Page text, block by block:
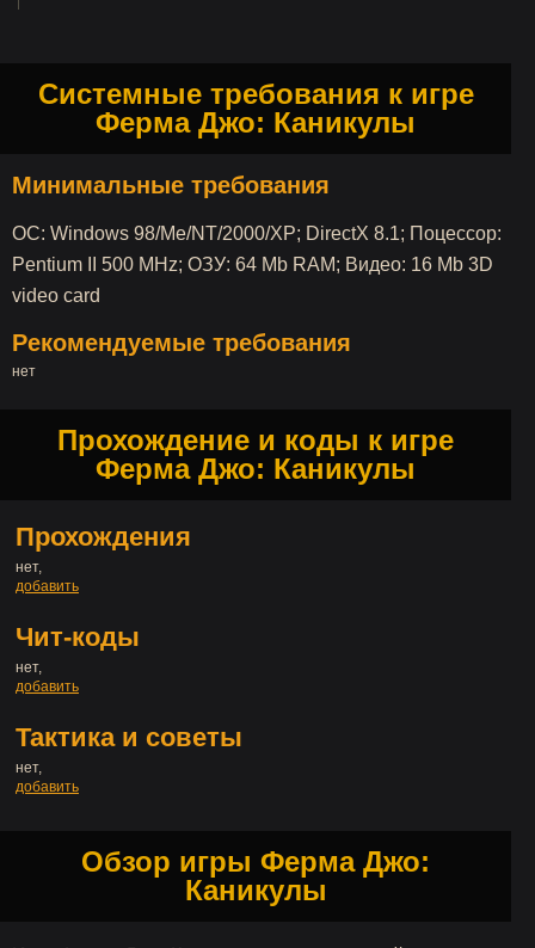
Системные требования к игре
Ферма Джо: Каникулы
Минимальные требования
ОС: Windows 98/Me/NT/2000/XP; DirectX 8.1; Поцессор:
Pentium II 500 MHz; ОЗУ: 64 Mb RAM; Видео: 16 Mb 3D
video card
Рекомендуемые требования
нет
Прохождение и коды к игре
Ферма Джо: Каникулы
Прохождения
нет,
добавить
Чит-коды
нет,
добавить
Тактика и советы
нет,
добавить
Обзор игры Ферма Джо:
Каникулы